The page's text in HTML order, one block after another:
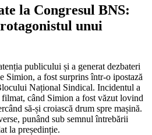
la Congresul BNS:
unui
publicului și a generat dezbateri
Simion, a fost surprins într-o ipostază
Național Sindical. Incidentul a
când Simion a fost văzut lovind
să-și croiască drum spre mașină.
punând sub semnul întrebării
la președinție.